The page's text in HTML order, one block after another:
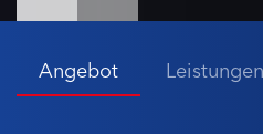
Angebot Leistungen